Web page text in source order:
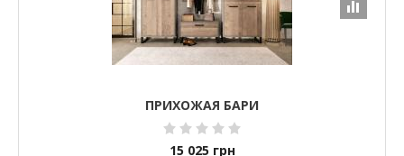
ПРИХОЖАЯ БАРИ
15 025 грн